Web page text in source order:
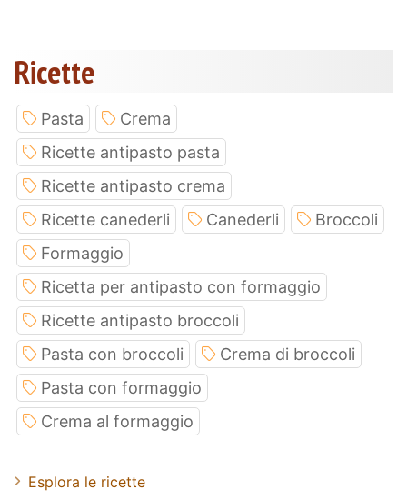
Ricette
Pasta
Crema
Ricette antipasto pasta
Ricette antipasto crema
Ricette canederli
Canederli
Broccoli
Formaggio
Ricetta per antipasto con formaggio
Ricette antipasto broccoli
Pasta con broccoli
Crema di broccoli
Pasta con formaggio
Crema al formaggio
Esplora le ricette